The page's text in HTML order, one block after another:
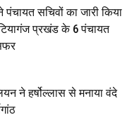
पंचायत सचिवों का जारी किया
प्रखंड के 6 पंचायत
ने हर्षोल्लास से मनाया वंदे